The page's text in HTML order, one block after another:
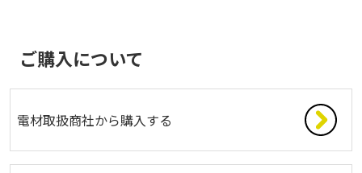
ご購入について
電材取扱商社から購入する